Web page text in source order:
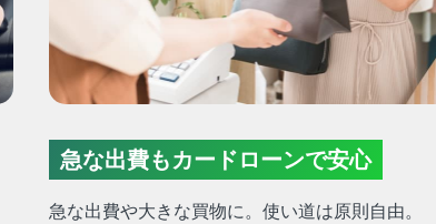
急な出費もカードローンで安心
急な出費や大きな買物に。使い道は原則自由。